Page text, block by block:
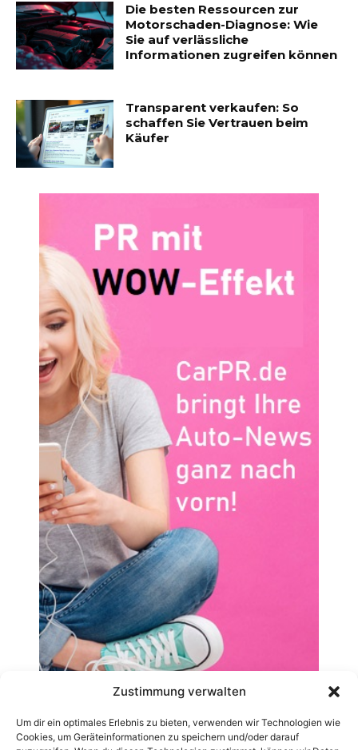
Zustimmung verwalten
Um dir ein optimales Erlebnis zu bieten, verwenden wir Technologien wie
Cookies, um Geräteinformationen zu speichern und/oder darauf
Die besten Ressourcen zur
Motorschaden-Diagnose: Wie
Sie auf verlässliche
Informationen zugreifen können
Transparent verkaufen: So
schaffen Sie Vertrauen beim
Käufer